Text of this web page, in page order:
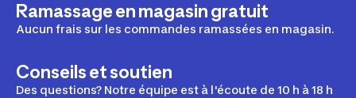
Ramassage en magasin gratuit
Aucun frais sur les commandes ramassées en magasin.
Conseils et soutien
Des questions? Notre équipe est à l'écoute de 10 h à 18 h